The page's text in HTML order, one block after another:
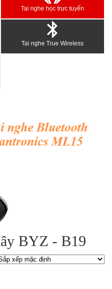
Tai nghe học trực tuyến
Tai nghe True Wireless
BYZ - B19